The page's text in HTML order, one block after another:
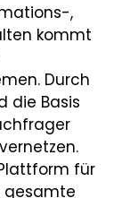
,
kommt
Durch
die Basis
für
gesamte